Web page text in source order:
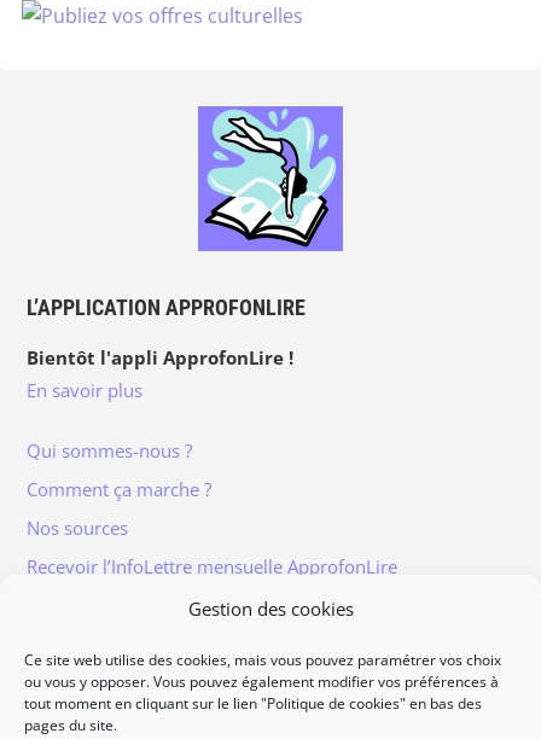
Gestion des cookies
Ce site web utilise des cookies, mais vous pouvez paramétrer vos choix
ou vous y opposer. Vous pouvez également modifier vos préférences à
tout moment en cliquant sur le lien "Politique de cookies" en bas des
pages du site.
L’APPLICATION APPROFONLIRE
Bientôt l'appli ApprofonLire !
En savoir plus
Qui sommes-nous ?
Comment ça marche ?
Nos sources
Recevoir l’InfoLettre mensuelle ApprofonLire
Informations légales